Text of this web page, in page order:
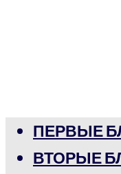
ПЕРВЫЕ
ВТОРЫЕ